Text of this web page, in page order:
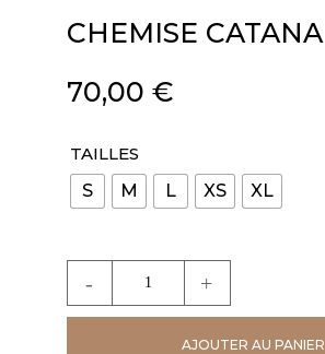
CHEMISE CATANA
70,00 €
TAILLES
S
M L XS XL
quantité
CHEMISE
AJOUTER AU PANIER